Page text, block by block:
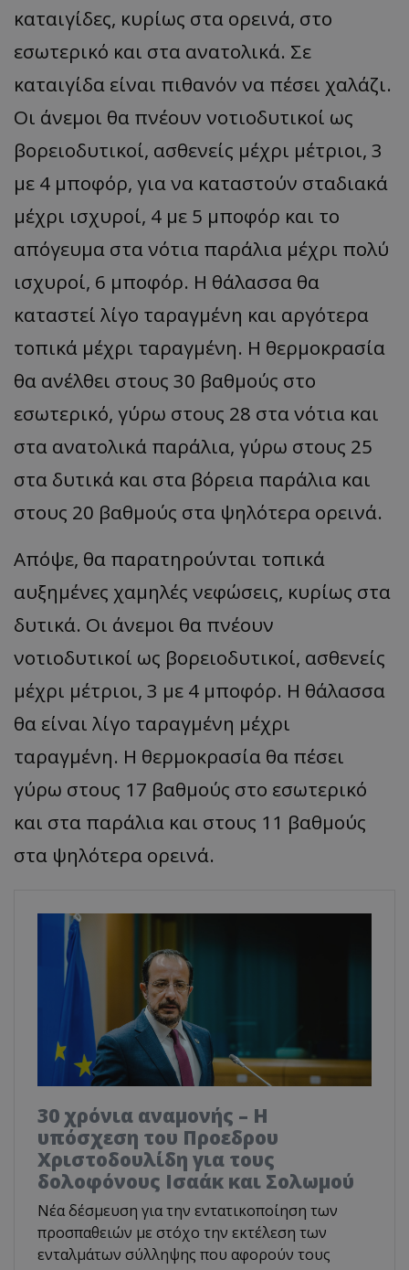
καταιγίδες, κυρίως στα ορεινά, στο
εσωτερικό και στα ανατολικά. Σε
καταιγίδα είναι πιθανόν να πέσει χαλάζι.
Οι άνεμοι θα πνέουν νοτιοδυτικοί ως
βορειοδυτικοί, ασθενείς μέχρι μέτριοι, 3
με 4 μποφόρ, για να καταστούν σταδιακά
μέχρι ισχυροί, 4 με 5 μποφόρ και το
απόγευμα στα νότια παράλια μέχρι πολύ
ισχυροί, 6 μποφόρ. Η θάλασσα θα
καταστεί λίγο ταραγμένη και αργότερα
τοπικά μέχρι ταραγμένη. Η θερμοκρασία
θα ανέλθει στους 30 βαθμούς στο
εσωτερικό, γύρω στους 28 στα νότια και
στα ανατολικά παράλια, γύρω στους 25
στα δυτικά και στα βόρεια παράλια και
στους 20 βαθμούς στα ψηλότερα ορεινά.
Απόψε, θα παρατηρούνται τοπικά
αυξημένες χαμηλές νεφώσεις, κυρίως στα
δυτικά. Οι άνεμοι θα πνέουν
νοτιοδυτικοί ως βορειοδυτικοί, ασθενείς
μέχρι μέτριοι, 3 με 4 μποφόρ. Η θάλασσα
θα είναι λίγο ταραγμένη μέχρι
ταραγμένη. Η θερμοκρασία θα πέσει
γύρω στους 17 βαθμούς στο εσωτερικό
και στα παράλια και στους 11 βαθμούς
στα ψηλότερα ορεινά.
30 χρόνια αναμονής – Η
υπόσχεση του Προεδρου
Χριστοδουλίδη για τους
δολοφόνους Ισαάκ και Σολωμού
Νέα δέσμευση για την εντατικοποίηση των
προσπαθειών με στόχο την εκτέλεση των
ενταλμάτων σύλληψης που αφορούν τους